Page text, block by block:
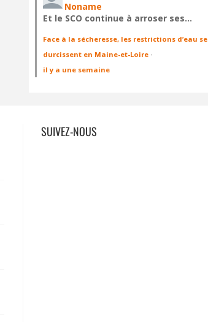
Noname
Et le SCO continue à arroser ses…
Face à la sécheresse, les restrictions d’eau se
durcissent en Maine-et-Loire ·
il y a une semaine
SUIVEZ-NOUS